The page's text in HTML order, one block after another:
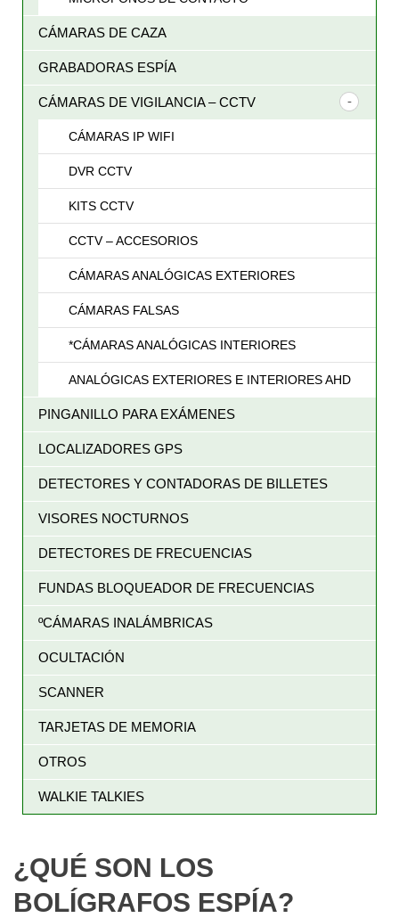
CÁMARAS DE CAZA
GRABADORAS ESPÍA
CÁMARAS DE VIGILANCIA – CCTV
CÁMARAS IP WIFI
DVR CCTV
KITS CCTV
CCTV – ACCESORIOS
CÁMARAS ANALÓGICAS EXTERIORES
CÁMARAS FALSAS
*CÁMARAS ANALÓGICAS INTERIORES
ANALÓGICAS EXTERIORES E INTERIORES AHD
PINGANILLO PARA EXÁMENES
LOCALIZADORES GPS
DETECTORES Y CONTADORAS DE BILLETES
VISORES NOCTURNOS
DETECTORES DE FRECUENCIAS
FUNDAS BLOQUEADOR DE FRECUENCIAS
ºCÁMARAS INALÁMBRICAS
OCULTACIÓN
SCANNER
TARJETAS DE MEMORIA
OTROS
WALKIE TALKIES
¿QUÉ SON LOS
BOLÍGRAFOS ESPÍA?